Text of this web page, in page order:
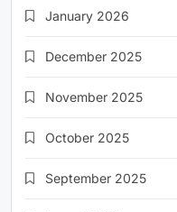
January 2026
December 2025
November 2025
October 2025
September 2025